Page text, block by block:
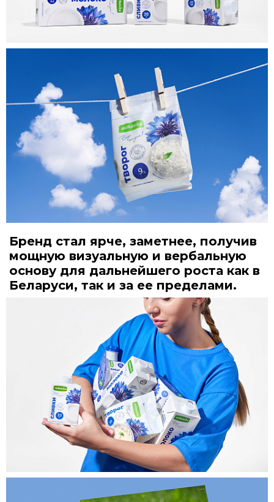
Бренд стал ярче, заметнее, получив
мощную визуальную и вербальную
основу для дальнейшего роста как в
Беларуси, так и за ее пределами.